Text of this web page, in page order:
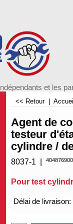
et les
<< Retour Accueil
Agent de
testeur
cylindre /
8037-1
Pour test
€36.75